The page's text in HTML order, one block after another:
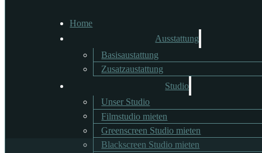
Home
Ausstattung
Basisaustattung
Zusatzaustattung
Studio
Unser Studio
Filmstudio mieten
Greenscreen Studio mieten
Blackscreen Studio mieten
Dune Dingos - La